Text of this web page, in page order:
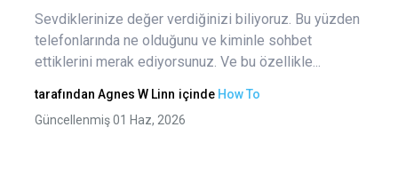
Sevdiklerinize değer verdiğinizi biliyoruz. Bu yüzden
telefonlarında ne olduğunu ve kiminle sohbet
ettiklerini merak ediyorsunuz. Ve bu özellikle...
tarafından Agnes W Linn içinde How To
Güncellenmiş 01 Haz, 2026